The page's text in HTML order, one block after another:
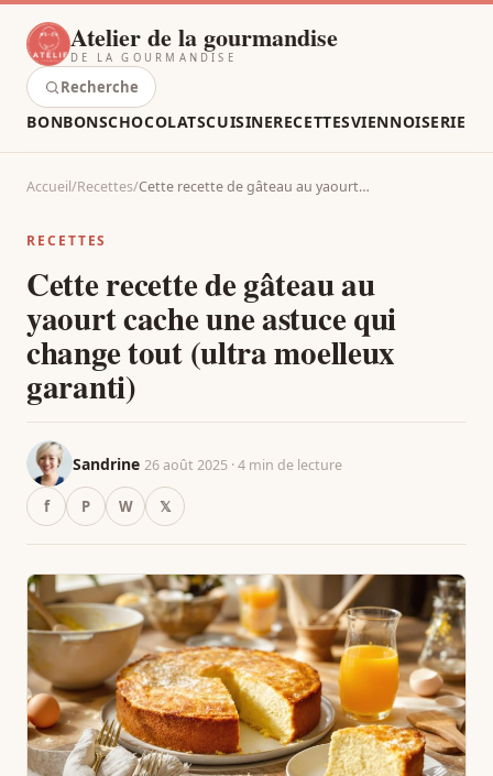
Atelier de la gourmandise
DE LA GOURMANDISE
BONBONSCHOCOLATSCUISINERECETTESVIENNOISERIE
Recherche
Accueil/Recettes/Cette recette de gâteau au yaourt…
RECETTES
Cette recette de gâteau au
yaourt cache une astuce qui
change tout (ultra moelleux
garanti)
Sandrine 26 août 2025 · 4 min de lecture
f P W 𝕏